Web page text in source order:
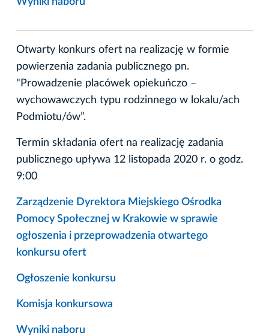
Otwarty konkurs ofert na realizację w formie
powierzenia zadania publicznego pn.
"Prowadzenie placówek opiekuńczo –
wychowawczych typu rodzinnego w lokalu/ach
Podmiotu/ów”.
Termin składania ofert na realizację zadania
publicznego upływa 12 listopada 2020 r. o godz.
9:00
Zarządzenie Dyrektora Miejskiego Ośrodka
Pomocy Społecznej w Krakowie w sprawie
ogłoszenia i przeprowadzenia otwartego
konkursu ofert
Ogłoszenie konkursu
Komisja konkursowa
Wyniki naboru